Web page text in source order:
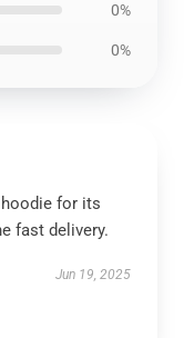
0%
0%
for its
fast delivery.
Jun 19, 2025